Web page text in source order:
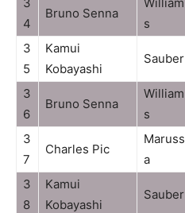
4
Bruno Senna
s
3
5
Kamui
Kobayashi
Sauber
3
6
Bruno Senna
William
s
3
7
Charles Pic
a
3
8
Kamui
Kobayashi
Sauber